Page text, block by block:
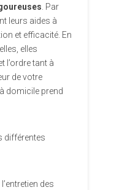
. Par
leurs aides à
et efficacité. En
elles
l’ordre tant à
de votre
domicile prend
différentes
des